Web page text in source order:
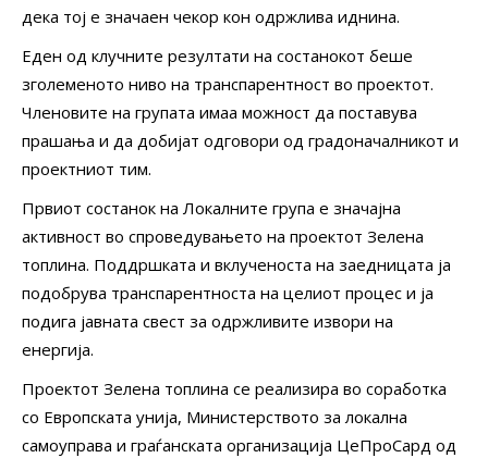
дека тој е значаен чекор кон одржлива иднина.
Еден од клучните резултати на состанокот беше
зголеменото ниво на транспарентност во проектот.
Членовите на групата имаа можност да поставува
прашања и да добијат одговори од градоначалникот и
проектниот тим.
Првиот состанок на Локалните група е значајна
активност во спроведувањето на проектот Зелена
топлина. Поддршката и вклученоста на заедницата ја
подобрува транспарентноста на целиот процес и ја
подига јавната свест за одржливите извори на
енергија.
Проектот Зелена топлина се реализира во соработка
со Европската унија, Министерството за локална
самоуправа и граѓанската организација ЦеПроСард од